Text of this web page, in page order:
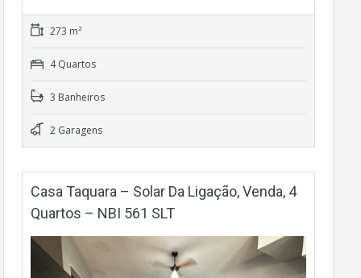
273 m²
4 Quartos
3 Banheiros
2 Garagens
Casa Taquara – Solar Da Ligação, Venda, 4
Quartos – NBI 561 SLT